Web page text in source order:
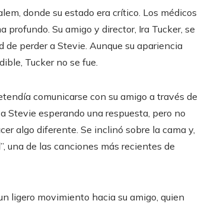
donde su estado era crítico. Los médicos
Su amigo y director, Ira Tucker, se
perder a Stevie. Aunque su apariencia
Tucker no se fue.
comunicarse con su amigo a través de
Stevie esperando una respuesta, pero no
algo diferente. Se inclinó sobre la cama y,
una de las canciones más recientes de
ligero movimiento hacia su amigo, quien